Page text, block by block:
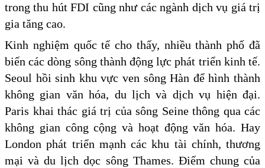
trong thu hút FDI cũng như các ngành dịch vụ giá trị
gia tăng cao.
Kinh nghiệm quốc tế cho thấy, nhiều thành phố đã
biến các dòng sông thành động lực phát triển kinh tế.
Seoul hồi sinh khu vực ven sông Hàn để hình thành
không gian văn hóa, du lịch và dịch vụ hiện đại.
Paris khai thác giá trị của sông Seine thông qua các
không gian công cộng và hoạt động văn hóa. Hay
London phát triển mạnh các khu tài chính, thương
mại và du lịch dọc sông Thames. Điểm chung của